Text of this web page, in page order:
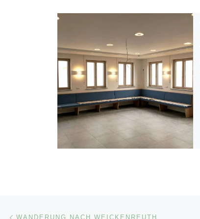
Beitragsnavigation
WANDERUNG NACH WEICKENREUTH